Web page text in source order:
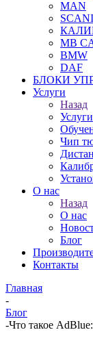
MAN
MB
BMW
DAF
БЛОКИ
Услуги
Назад
Услуги
Чип
О нас
Назад
О нас
Блог
Контакты
Главная
-
Блог
-Что такое